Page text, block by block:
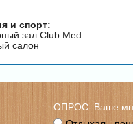
и спорт:
зал Club Med
салон
ОПРОС: Ваше